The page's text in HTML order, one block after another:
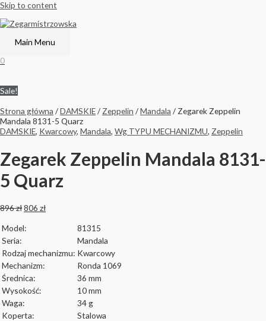
Skip to content
Main Menu
0
Sale!
Strona główna /DAMSKIE/ Zeppelin /Mandala / Zegarek Zeppelin
Mandala 8131-5 Quarz
DAMSKIE, Kwarcowy, Mandala, Wg TYPU MECHANIZMU, Zeppelin
Zegarek Zeppelin Mandala 8131-
5 Quarz
896zł806 zł
Model:
81315
Seria:
Mandala
Rodzaj mechanizmu: Kwarcowy
Mechanizm:
Ronda 1069
Średnica:
36 mm
Wysokość:
10 mm
Waga:
34 g
Koperta:
Stalowa